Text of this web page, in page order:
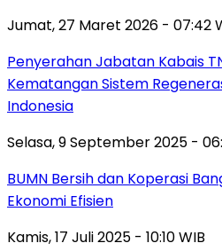
Jumat, 27 Maret 2026 - 07:42
Penyerahan Jabatan Kabais
Kematangan Sistem
Indonesia
Selasa, 9 September 2025 -
BUMN Bersih dan Koperasi
Ekonomi Efisien
Kamis, 17 Juli 2025 - 10:10 WIB